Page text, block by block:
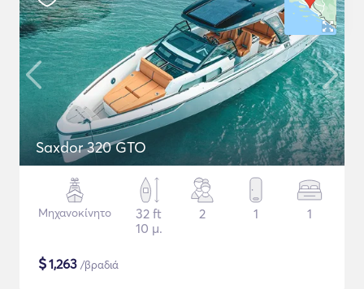
Saxdor 320 GTO
Μηχανοκίνητο
32 ft
10 μ.
2 1 1
$1,263 /βραδιά